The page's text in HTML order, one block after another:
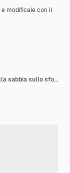
e modificale con il
Il macaco crestato di Celebes è in piedi sulla sabbia sullo sfondo della giungla Indonesia Sulawesi